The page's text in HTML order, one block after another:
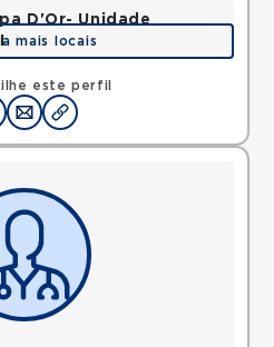
este perfil
D'Or- Unidade
Copacabana, Rio de Janeiro,
mais locais